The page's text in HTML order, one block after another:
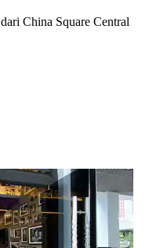
China Square Central